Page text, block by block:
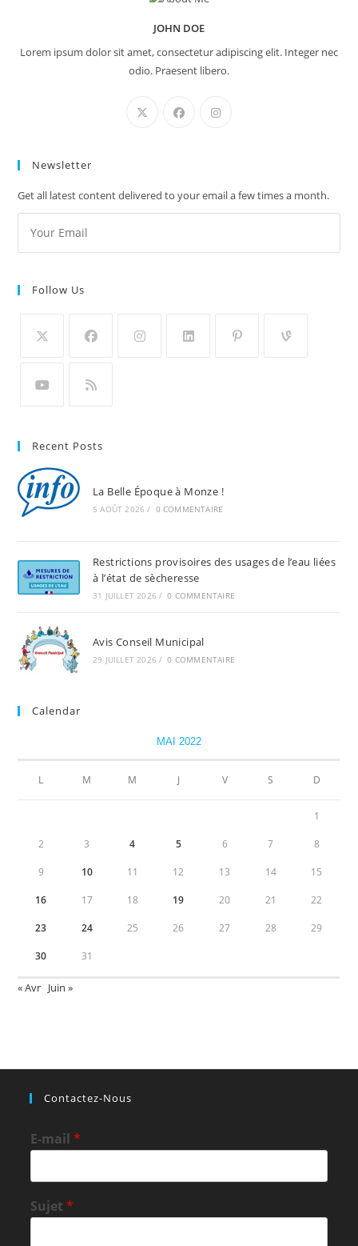
JOHN DOE
Lorem ipsum dolor sit amet, consectetur adipiscing elit. Integer nec
odio. Praesent libero.
Newsletter
Get all latest content delivered to your email a few times a month.
Follow Us
Recent Posts
La Belle Époque à Monze !
5 AOÛT 2026 / 0 COMMENTAIRE
Restrictions provisoires des usages de l’eau liées
à l’état de sècheresse
31 JUILLET 2026 / 0 COMMENTAIRE
Avis Conseil Municipal
29 JUILLET 2026 / 0 COMMENTAIRE
Calendar
MAI 2022
L M M J V S D
1
2 3 4 5 6 7 8
9 10 11 12 13 14 15
16 17 18 19 20 21 22
23 24 25 26 27 28 29
30 31
« Avr Juin »
Contactez-Nous
E-mail*
Sujet*